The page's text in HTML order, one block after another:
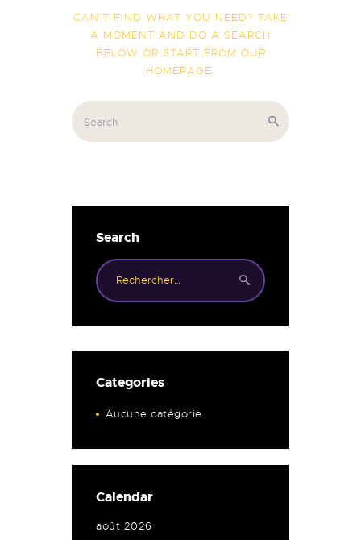
CAN'T FIND WHAT YOU NEED? TAKE
A MOMENT AND DO A SEARCH
BELOW OR START FROM OUR
HOMEPAGE.
Search
Categories
Aucune catégorie
Calendar
août 2026